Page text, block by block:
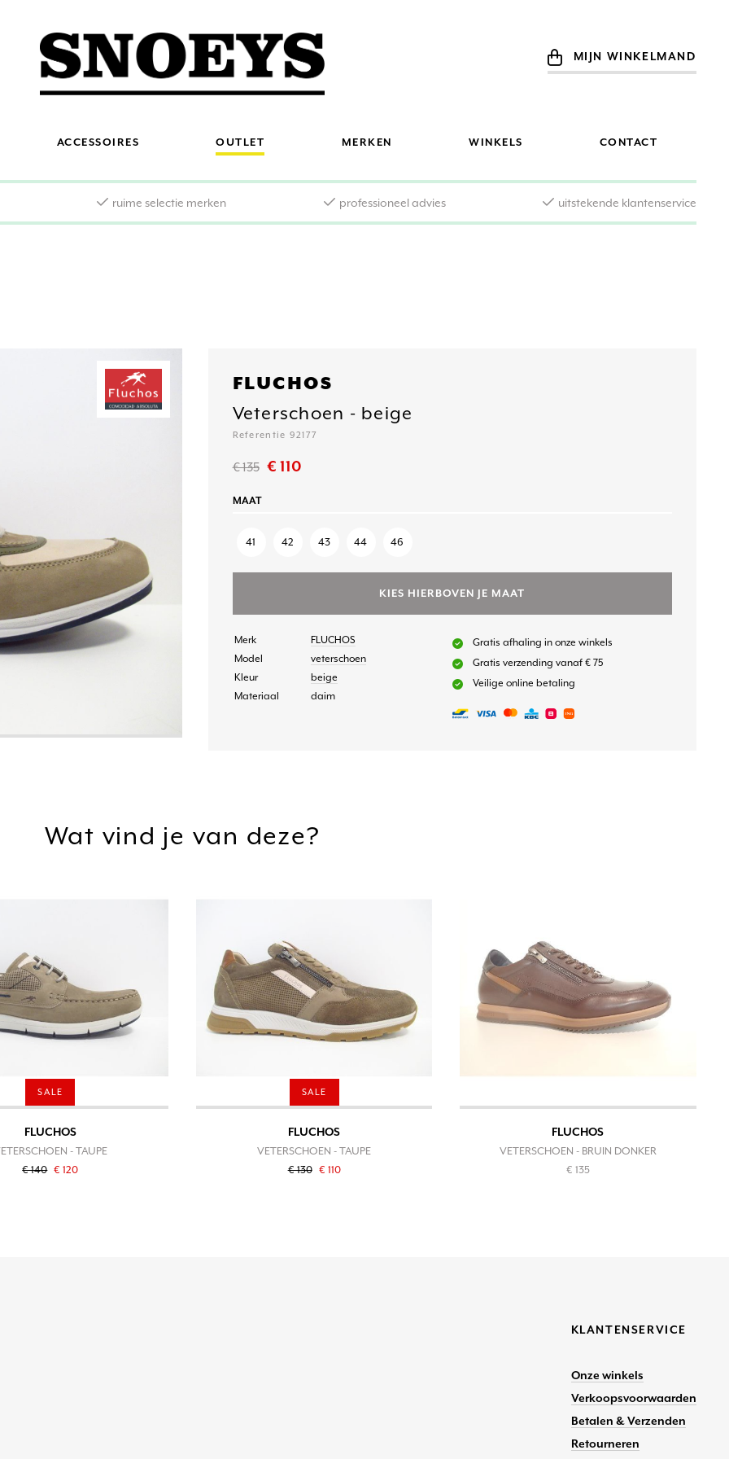
MIJN WINKELMAND
ACCESSOIRES OUTLET MERKEN WINKELS CONTACT
ruime selectie merken professioneel advies uitstekende klantenservice
FLUCHOS
Veterschoen - beige
Referentie 92177
€ 135 € 110
MAAT
41 42 43 44 46
KIES HIERBOVEN JE MAAT
Merk
FLUCHOS
Model
veterschoen
Kleur
beige
Materiaal
daim
Gratis afhaling in onze winkels
Gratis verzending vanaf € 75
Veilige online betaling
Wat vind je van deze?
SALE
FLUCHOS
- TAUPE
€ 140 € 120
SALE
FLUCHOS
VETERSCHOEN - TAUPE
€ 130 € 110
FLUCHOS
VETERSCHOEN - BRUIN DONKER
€ 135
KLANTENSERVICE
Onze winkels
Verkoopsvoorwaarden
Betalen & Verzenden
Retourneren